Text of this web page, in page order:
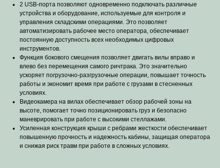
2 USB-порта позволяют одновременно подключать различные
устройства и оборудование, используемые для контроля и
управления складскими операциями. Это позволяет
автоматизировать рабочее место оператора, обеспечивает
постоянную доступность всех необходимых цифровых
инструментов.
Функция бокового смещения позволяет двигать вилы вправо и
влево без перемещения самого ричтрака. Это значительно
ускоряет погрузочно-разгрузочные операции, повышает точность
работы и экономит время при работе с грузами в стесненных
условиях.
Видеокамера на вилах обеспечивает обзор рабочей зоны на
высоте, помогает точно позиционировать груз и безопасно
маневрировать при работе с высокими стеллажами.
Усиленная конструкция крыши с ребрами жесткости обеспечивает
повышенную прочность и надежность кабины, защищая оператора
и снижая риск травм при работе в сложных условиях.